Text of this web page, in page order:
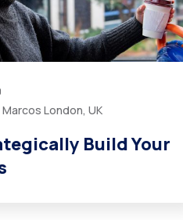
London, UK
Build Your